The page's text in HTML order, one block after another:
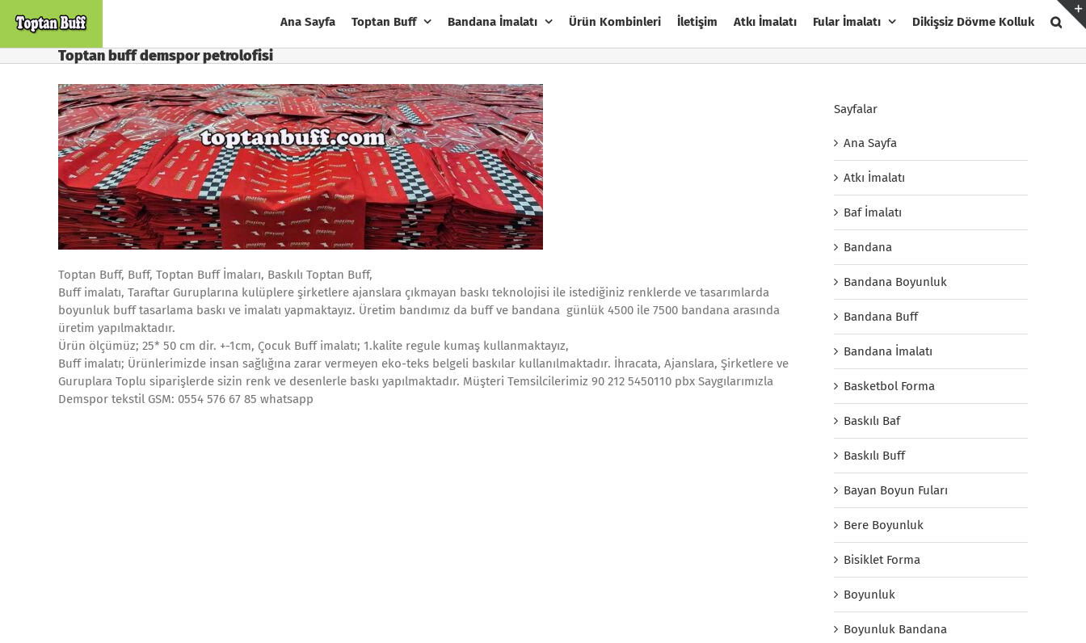
Ana Sayfa Toptan Buff Bandana İmalatı Ürün Kombinleri İletişim Atkı İmalatı Fular İmalatı Dikişsiz Dövme Kolluk
Toptan buff demspor petrolofisi
Toptan Buff, Buff, Toptan Buff İmaları, Baskılı Toptan Buff,
Buff imalatı, Taraftar Guruplarına kulüplere şirketlere ajanslara çıkmayan baskı teknolojisi ile istediğiniz renklerde ve tasarımlarda
boyunluk buff tasarlama baskı ve imalatı yapmaktayız. Üretim bandımız da buff ve bandana günlük 4500 ile 7500 bandana arasında
üretim yapılmaktadır.
Ürün ölçümüz; 25* 50 cm dir. +-1cm, Çocuk Buff imalatı; 1.kalite regule kumaş kullanmaktayız,
Buff imalatı; Ürünlerimizde insan sağlığına zarar vermeyen eko-teks belgeli baskılar kullanılmaktadır. İhracata, Ajanslara, Şirketlere ve
Guruplara Toplu siparişlerde sizin renk ve desenlerle baskı yapılmaktadır. Müşteri Temsilcilerimiz 90 212 5450110 pbx Saygılarımızla
Demspor tekstil GSM: 0554 576 67 85 whatsapp
Sayfalar
Ana Sayfa
Atkı İmalatı
Baf İmalatı
Bandana
Bandana Boyunluk
Bandana Buff
Bandana İmalatı
Basketbol Forma
Baskılı Baf
Baskılı Buff
Bayan Boyun Fuları
Bere Boyunluk
Bisiklet Forma
Boyunluk
Boyunluk Bandana